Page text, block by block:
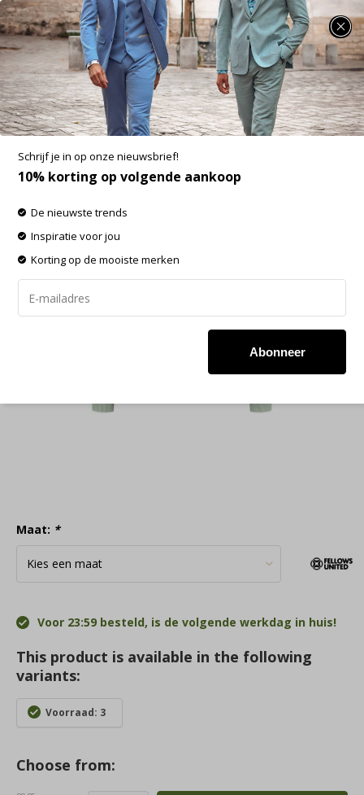
SUMMER SALE: 25% t/m 50% korting op heel veel zomerse items!
Fellows United Half Zip Pullover Premium
Green (61.1143 - 178)
Aan verlanglijst toevoegen
Maat: *
Voor 23:59 besteld, is de volgende werkdag in huis!
This product is available in the following
variants:
Voorraad: 3
Choose from:
Schrijf je in op onze nieuwsbrief!
10% korting op volgende aankoop
De nieuwste trends
Inspiratie voor jou
Korting op de mooiste merken
Abonneer